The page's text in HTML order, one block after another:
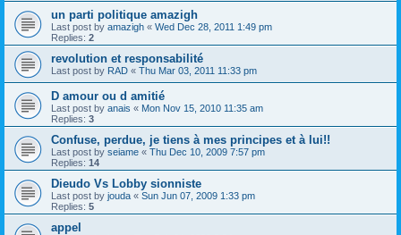
un parti politique amazigh
Last post by amazigh « Wed Dec 28, 2011 1:49 pm
Replies: 2
revolution et responsabilité
Last post by RAD « Thu Mar 03, 2011 11:33 pm
D amour ou d amitié
Last post by anais « Mon Nov 15, 2010 11:35 am
Replies: 3
Confuse, perdue, je tiens à mes principes et à lui!!
Last post by seiame « Thu Dec 10, 2009 7:57 pm
Replies: 14
Dieudo Vs Lobby sionniste
Last post by jouda « Sun Jun 07, 2009 1:33 pm
Replies: 5
appel